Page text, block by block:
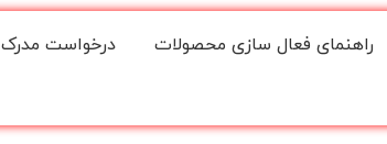
راهنمای فعال سازی محصولات درخواست مدرک